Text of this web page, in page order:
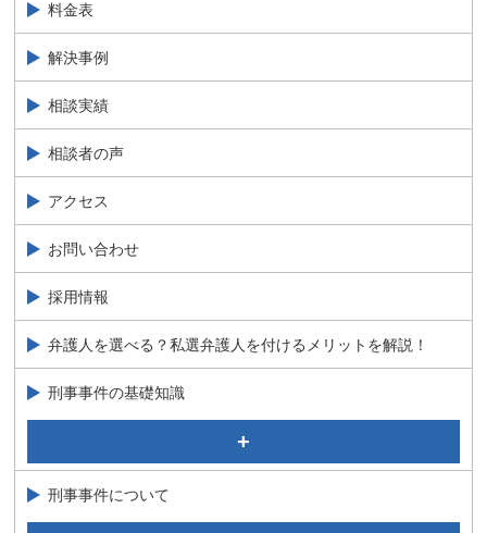
パートナー弁護士 徳永 祐一 Yuichi Tokunaga
料金表
解決事例
相談実績
相談者の声
アクセス
お問い合わせ
採用情報
弁護人を選べる？私選弁護人を付けるメリットを解説！
刑事事件の基礎知識
刑事裁判の公判について弁護士が解説
刑事事件のながれ
刑務所とは？拘置所・留置場との違いを弁護士が解説
刑事事件について